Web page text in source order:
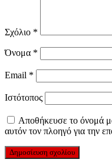
Σχόλιο *
Όνομα *
Email *
Ιστότοπος
Αποθήκευσε το όνομά
αυτόν τον πλοηγό για την